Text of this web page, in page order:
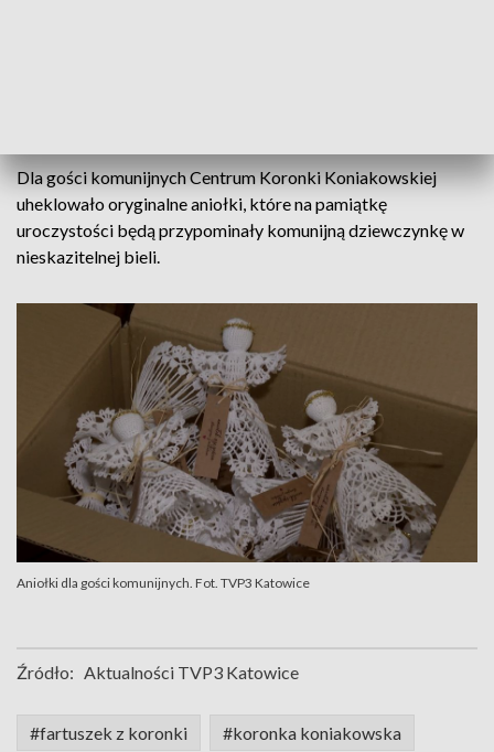
Dla gości komunijnych Centrum Koronki Koniakowskiej
uheklowało oryginalne aniołki, które na pamiątkę
uroczystości będą przypominały komunijną dziewczynkę w
nieskazitelnej bieli.
Aniołki dla gości komunijnych. Fot. TVP3 Katowice
Źródło: Aktualności TVP3 Katowice
#fartuszek z koronki #koronka koniakowska